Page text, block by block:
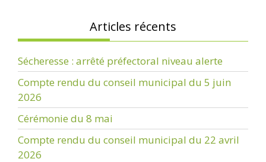
Articles récents
Sécheresse : arrêté préfectoral niveau alerte
Compte rendu du conseil municipal du 5 juin
2026
Cérémonie du 8 mai
Compte rendu du conseil municipal du 22 avril
2026